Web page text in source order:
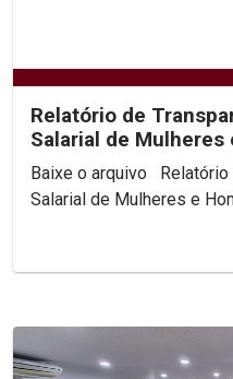
Relatório de
Salarial de Mulheres
Semestre 2025
Baixe o arquivo Relatório de Transparência e Igualdade
Salarial de Mulheres e